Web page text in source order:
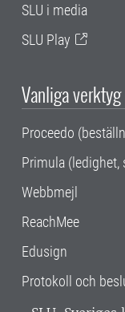
SLU i media
SLU Play
Vanliga verktyg
Proceedo
Primula (ledighet,
Webbmejl
ReachMee
Edusign
Protokoll och